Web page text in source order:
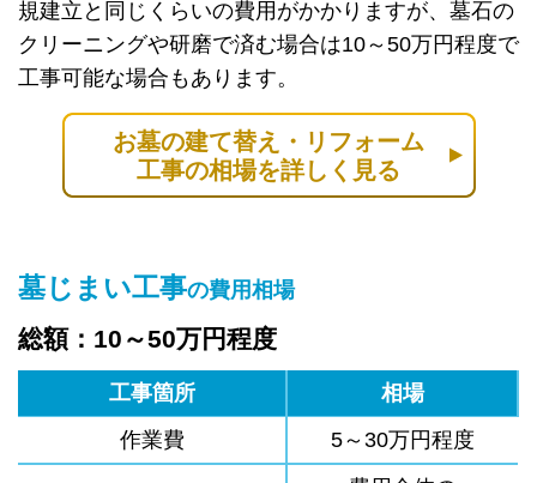
規建立と同じくらいの費用がかかりますが、墓石の
クリーニングや研磨で済む場合は10～50万円程度で
工事可能な場合もあります。
お墓の建て替え・リフォーム
工事の相場を詳しく見る
墓じまい工事の費用相場
総額：10～50万円程度
工事箇所
相場
作業費
5～30万円程度